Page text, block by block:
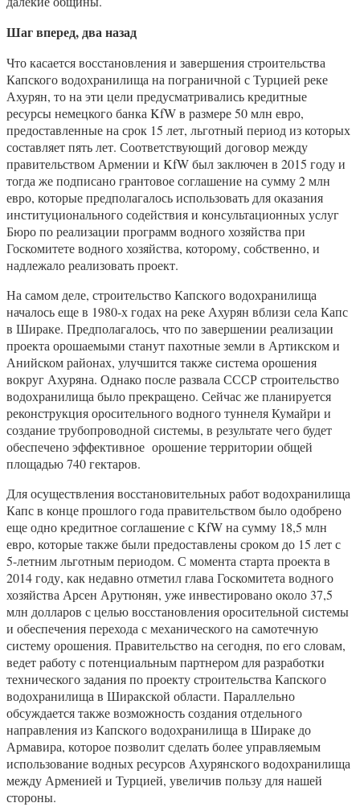
Шаг вперед, два назад
Что касается восстановления и завершения строительства
Капского водохранилища на пограничной с Турцией реке
Ахурян, то на эти цели предусматривались кредитные
ресурсы немецкого банка KfW в размере 50 млн евро,
предоставленные на срок 15 лет, льготный период из которых
составляет пять лет. Соответствующий договор между
правительством Армении и KfW был заключен в 2015 году и
тогда же подписано грантовое соглашение на сумму 2 млн
евро, которые предполагалось использовать для оказания
институционального содействия и консультационных услуг
Бюро по реализации программ водного хозяйства при
Госкомитете водного хозяйства, которому, собственно, и
надлежало реализовать проект.
На самом деле, строительство Капского водохранилища
началось еще в 1980-х годах на реке Ахурян вблизи села Капс
в Шираке. Предполагалось, что по завершении реализации
проекта орошаемыми станут пахотные земли в Артикском и
Анийском районах, улучшится также система орошения
вокруг Ахуряна. Однако после развала СССР строительство
водохранилища было прекращено. Сейчас же планируется
реконструкция оросительного водного туннеля Кумайри и
создание трубопроводной системы, в результате чего будет
обеспечено эффективное орошение территории общей
площадью 740 гектаров.
Для осуществления восстановительных работ водохранилища
Капс в конце прошлого года правительством было одобрено
еще одно кредитное соглашение с KfW на сумму 18,5 млн
евро, которые также были предоставлены сроком до 15 лет с
5-летним льготным периодом. С момента старта проекта в
2014 году, как недавно отметил глава Госкомитета водного
хозяйства Арсен Арутюнян, уже инвестировано около 37,5
млн долларов с целью восстановления оросительной системы
и обеспечения перехода с механического на самотечную
систему орошения. Правительство на сегодня, по его словам,
ведет работу с потенциальным партнером для разработки
технического задания по проекту строительства Капского
водохранилища в Ширакской области. Параллельно
обсуждается также возможность создания отдельного
направления из Капского водохранилища в Шираке до
Армавира, которое позволит сделать более управляемым
использование водных ресурсов Ахурянского водохранилища
между Арменией и Турцией, увеличив пользу для нашей
стороны.